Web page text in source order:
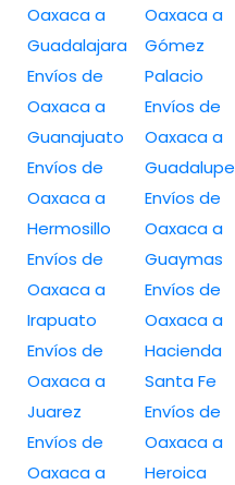
Oaxaca a
Guadalajara
Envíos de
Oaxaca a
Guanajuato
Envíos de
Oaxaca a
Hermosillo
Envíos de
Oaxaca a
Irapuato
Envíos de
Oaxaca a
Juarez
Envíos de
Oaxaca a
Oaxaca a
Gómez
Palacio
Envíos de
Oaxaca a
Guadalupe
Envíos de
Oaxaca a
Guaymas
Envíos de
Oaxaca a
Hacienda
Santa Fe
Envíos de
Oaxaca a
Heroica